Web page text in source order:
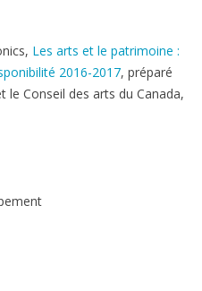
Les arts et le patrimoine :
2016-2017, préparé
le Conseil des arts du Canada,